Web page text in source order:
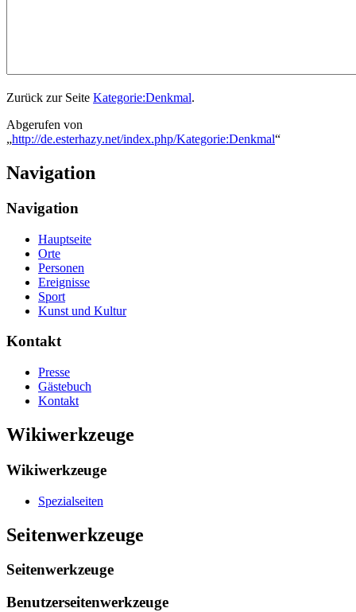
Zurück zur Seite Kategorie:Denkmal.
Abgerufen von
„http://de.esterhazy.net/index.php/Kategorie:Denkmal“
Navigation
Navigation
Hauptseite
Orte
Personen
Ereignisse
Sport
Kunst und Kultur
Kontakt
Presse
Gästebuch
Kontakt
Wikiwerkzeuge
Wikiwerkzeuge
Spezialseiten
Seitenwerkzeuge
Seitenwerkzeuge
Benutzerseitenwerkzeuge